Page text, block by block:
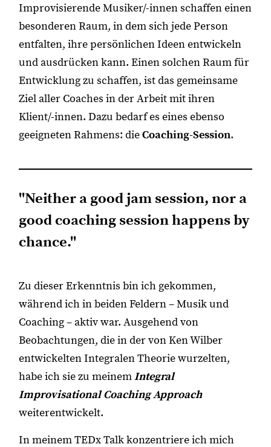
Improvisierende Musiker/-innen schaffen einen
besonderen Raum, in dem sich jede Person
entfalten, ihre persönlichen Ideen entwickeln
und ausdrücken kann. Einen solchen Raum für
Entwicklung zu schaffen, ist das gemeinsame
Ziel aller Coaches in der Arbeit mit ihren
Klient/-innen. Dazu bedarf es eines ebenso
geeigneten Rahmens: dieCoaching-Session.
"Neither a good jam session, nor a
good coaching session happens by
chance."
Zu dieser Erkenntnis bin ich gekommen,
während ich in beiden Feldern – Musik und
Coaching – aktiv war. Ausgehend von
Beobachtungen, die in der von Ken Wilber
entwickelten Integralen Theorie wurzelten,
habe ich sie zu meinemIntegral
Improvisational Coaching Approach
weiterentwickelt.
In meinem TEDx Talk konzentriere ich mich